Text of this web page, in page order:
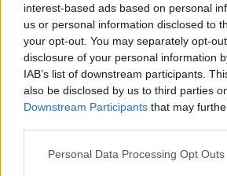
interest-based ads based on personal
us or personal information disclosed to
your opt-out. You may separately opt-
disclosure of your personal information
IAB’s list of downstream participants.
also be disclosed by us to third parties
Downstream Participants that may
Personal Data Processing Opt Outs
Réponses mises à jour : 2018-
Entrez toutes les
numéro de niveau :
Entrez
toutes
lettres
Recherche par mot